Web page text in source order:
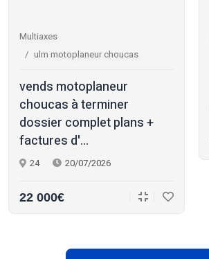
Multiaxes
ulm motoplaneur choucas
vends motoplaneur
choucas à terminer
dossier complet plans +
factures d'...
24 20/07/2026
22 000€